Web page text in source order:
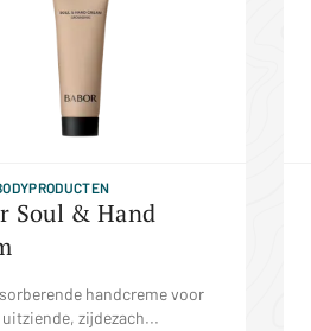
Soul & Hand
handcreme voor
uitziende, zijdezach...